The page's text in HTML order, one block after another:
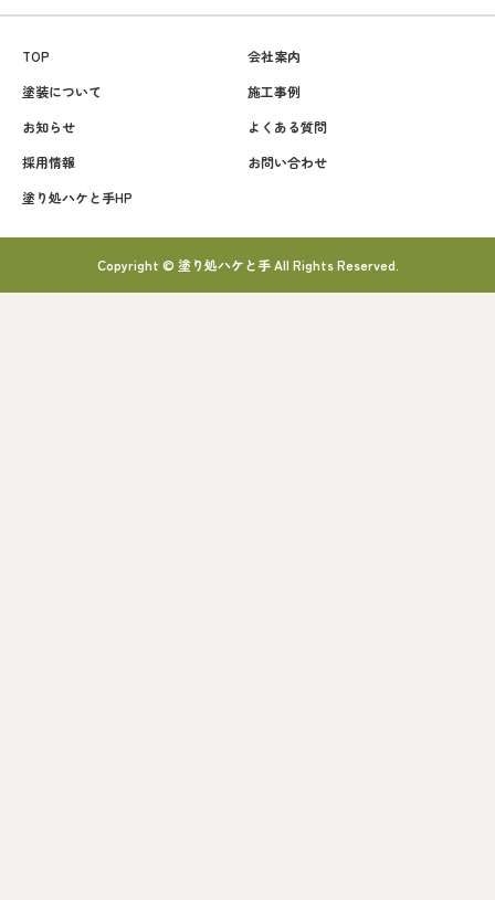
TOP
会社案内
塗装について
施工事例
お知らせ
よくある質問
採用情報
お問い合わせ
塗り処ハケと手HP
Copyright © 塗り処ハケと手 All Rights Reserved.